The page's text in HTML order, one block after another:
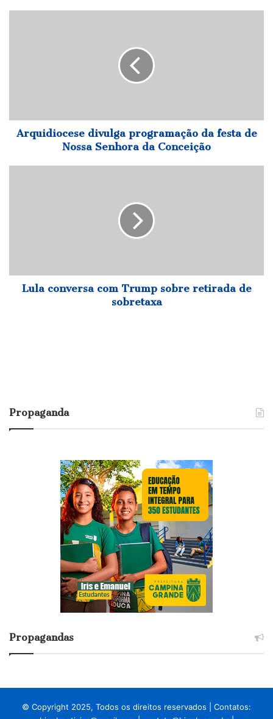
da
Conceição
Arquidiocese divulga programação da festa de
Nossa Senhora da Conceição
Lula conversa com Trump sobre retirada de
sobretaxa
Propaganda
Propagandas
© Copyright 2025, Todos os direitos reservados | Contatos: